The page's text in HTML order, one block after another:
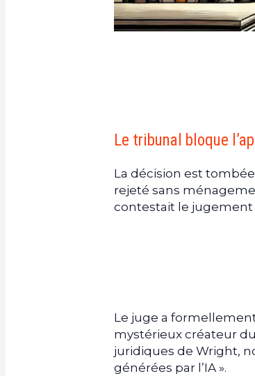
Le tribunal bloque
La décision est
rejeté sans
contestait le jugement
Le juge a
mystérieux créateur
juridiques de Wright,
générées par l’IA ».